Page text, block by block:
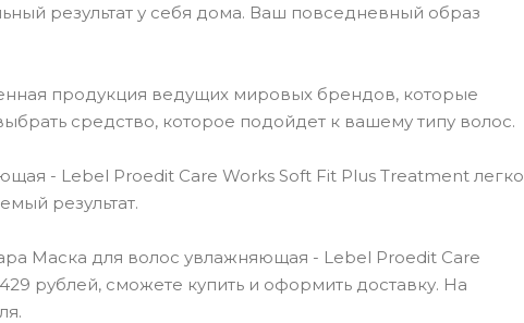
результат у себя дома. Ваш повседневный образ
продукция ведущих мировых брендов, которые
средство, которое подойдет к вашему типу волос.
- Lebel Proedit Care Works Soft Fit Plus Treatment легко
результат.
Маска для волос увлажняющая - Lebel Proedit Care
рублей, сможете купить и оформить доставку. На